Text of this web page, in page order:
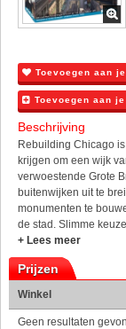
Toevoegen aan
Toevoegen aan
Beschrijving
Rebuilding Chicago
krijgen om een wijk
verwoestende Grote
buitenwijken uit te
monumenten te
de stad. Slimme
+ Lees meer
Prijzen
Winkel
Geen resultaten